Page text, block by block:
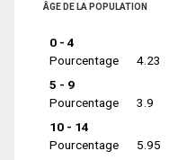
ÂGE DE LA POPULATION
0 - 4
Pourcentage
4.23
5 - 9
Pourcentage
3.9
10 - 14
Pourcentage
5.95